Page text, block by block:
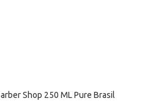
Shop 250 ML Pure Brasil